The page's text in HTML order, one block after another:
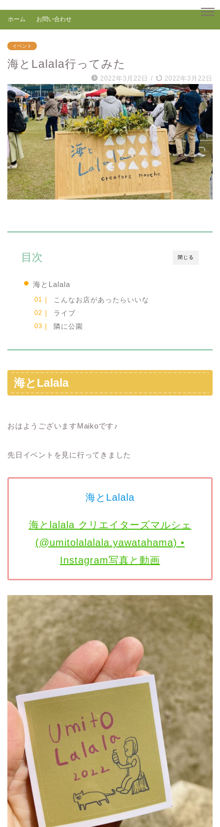
ホーム お問い合わせ
イベント
海とLalala行ってみた
2022年3月22日 / 2022年3月22日
閉じる
目次
海とLalala
こんなお店があったらいいな
ライブ
隣に公園
海とLalala
おはようございますMaikoです♪
先日イベントを見に行ってきました
海とLalala
海とlalala クリエイターズマルシェ
(@umitolalalala.yawatahama) •
Instagram写真と動画